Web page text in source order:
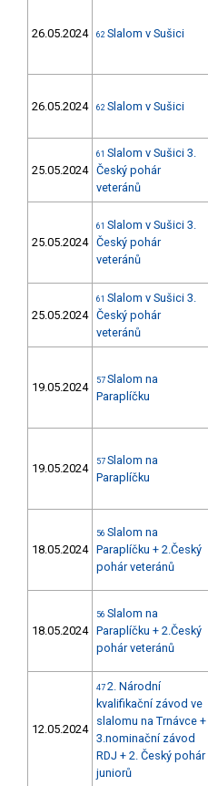
26.05.2024 62 Slalom v Sušici
26.05.2024 62 Slalom v Sušici
25.05.2024
61 Slalom v Sušici 3.
Český pohár
veteránů
25.05.2024
61 Slalom v Sušici 3.
Český pohár
veteránů
25.05.2024
61 Slalom v Sušici 3.
Český pohár
veteránů
19.05.2024 57 Slalom na
Paraplíčku
19.05.2024 57 Slalom na
Paraplíčku
18.05.2024
56 Slalom na
Paraplíčku + 2.Český
pohár veteránů
18.05.2024
56 Slalom na
Paraplíčku + 2.Český
pohár veteránů
12.05.2024
47 2. Národní
kvalifikační závod ve
slalomu na Trnávce +
3.nominační závod
RDJ + 2. Český pohár
juniorů